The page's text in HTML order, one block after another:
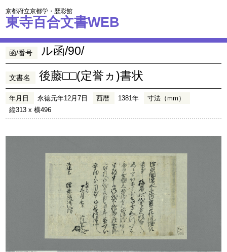
京都府立京都学・歴彩館
東寺百合文書WEB
函/番号 ル函/90/
文書名 後藤□□(定誉ヵ)書状
年月日 永徳元年12月7日 西暦 1381年
寸法（mm）
縦313 x 横496